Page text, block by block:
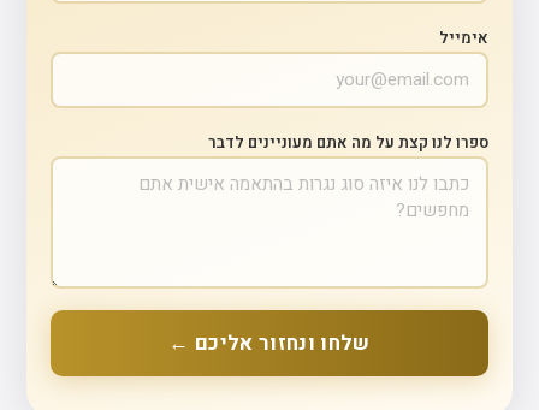
אימייל
ספרו לנו קצת על מה אתם מעוניינים לדבר
שלחו ונחזור אליכם ←